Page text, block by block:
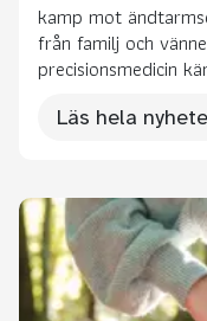
kamp mot
från familj och
precisionsmedicin
Läs hela